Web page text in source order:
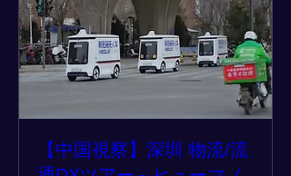
【中国視察】深圳 物流/流